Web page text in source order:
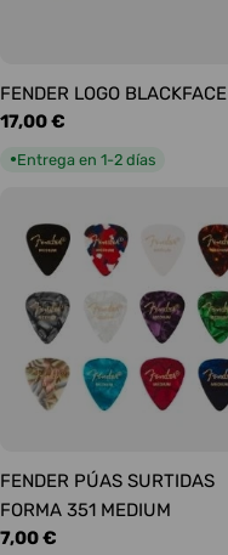
FENDER LOGO BLACKFACE
Precio
17,00 €
●Entrega en 1-2 días
FENDER PÚAS SURTIDAS
FORMA 351 MEDIUM
Precio
7,00 €